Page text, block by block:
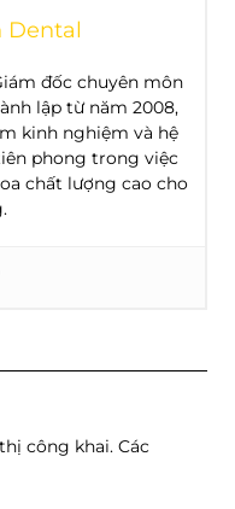
Dental
đốc chuyên môn
lập từ năm 2008,
kinh nghiệm và hệ
phong trong việc
chất lượng cao cho
công khai. Các